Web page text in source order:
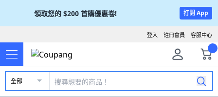
領取您的 $200 首購優惠卷! 打開 App
客服中心
註冊會員
登入
全部